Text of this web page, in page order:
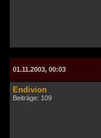
01.11.2003, 00:03
Endivion
Beiträge: 109